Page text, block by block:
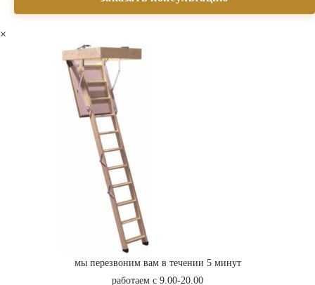
×
мы перезвоним вам в течении 5 минут
работаем с 9.00-20.00